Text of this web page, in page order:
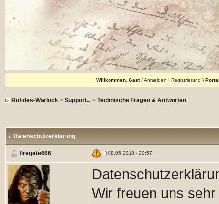
Willkommen, Gast(Anmelden | Registrierung ) Portal
Ruf-des-Warlock> Support...> Technische Fragen & Antworten
Datenschutzerklärung
firegate666 08.05.2018 - 20:57
Wir freuen uns